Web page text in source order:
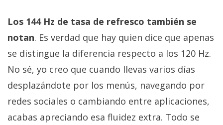
Los 144 Hz de tasa de refresco también se
notan. Es verdad que hay quien dice que apenas
se distingue la diferencia respecto a los 120 Hz.
No sé, yo creo que cuando llevas varios días
desplazándote por los menús, navegando por
redes sociales o cambiando entre aplicaciones,
acabas apreciando esa fluidez extra. Todo se